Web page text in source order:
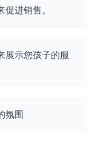
进销售。
展示您孩子的服
氛围